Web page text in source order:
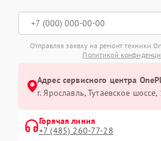
Отправляя заявку на ремонт техники
Политикой
Адрес сервисного центра
г. Ярославль, Тутаевское шоссе,
Горячая линия
+7 (485) 260-77-28